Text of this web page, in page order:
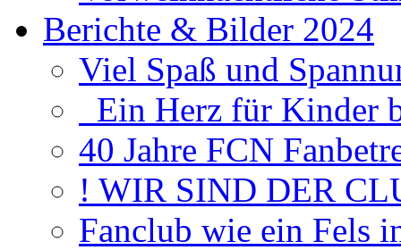
Berichte & Bilder 2024
Viel Spaß und
Ein Herz für Kinder
40 Jahre FCN
! WIR SIND DER
Fanclub wie ein Fels